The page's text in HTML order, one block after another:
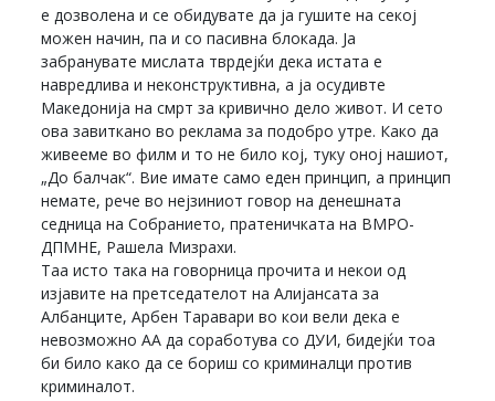
е дозволена и се обидувате да ја гушите на секој
можен начин, па и со пасивна блокада. Ја
забранувате мислата тврдејќи дека истата е
навредлива и неконструктивна, а ја осудивте
Македонија на смрт за кривично дело живот. И сето
ова завиткано во реклама за подобро утре. Како да
живееме во филм и то не било кој, туку оној нашиот,
„До балчак“. Вие имате само еден принцип, а принцип
немате, рече во нејзиниот говор на денешната
седница на Собранието, пратеничката на ВМРО-
ДПМНЕ, Рашела Мизрахи.
Таа исто така на говорница прочита и некои од
изјавите на претседателот на Алијансата за
Албанците, Арбен Таравари во кои вели дека е
невозможно АА да соработува со ДУИ, бидејќи тоа
би било како да се бориш со криминалци против
криминалот.